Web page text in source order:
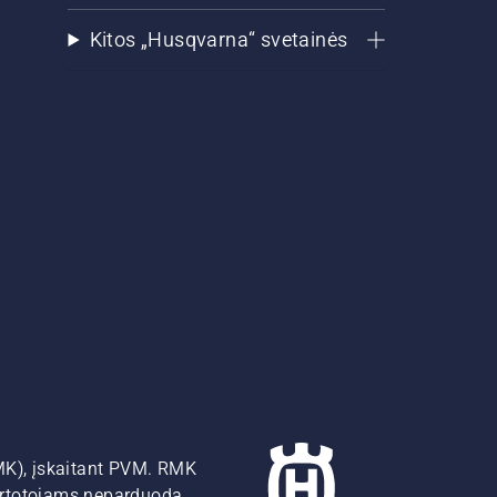
Kitos „Husqvarna“ svetainės
įskaitant PVM. RMK